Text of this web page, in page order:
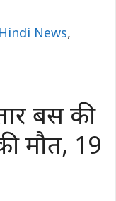
Hindi News,
बस की
मौत, 19